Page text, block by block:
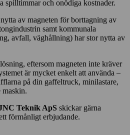
spilltimmar och onödiga kostnader.
av magneten för borttagning av
samt kommunala
avfall, väghållning) har stor nytta av
eftersom magneten inte kräver
är mycket enkelt att använda –
på din gaffeltruck, minilastare,
maskin.
Teknik ApS skickar gärna
förmånligt erbjudande.